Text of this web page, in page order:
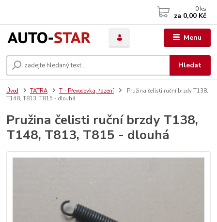
Menu
Hledat
0 ks
za 0,00 Kč
Úvod TATRA T - Převodovka, řazení
Pružina čelisti ruční brzdy T138,
T148, T813, T815 - dlouhá
Pružina čelisti ruční brzdy T138,
T148, T813, T815 - dlouhá